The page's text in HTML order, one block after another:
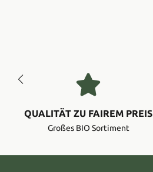
QUALITÄT ZU FAIREM PREIS
Großes BIO Sortiment